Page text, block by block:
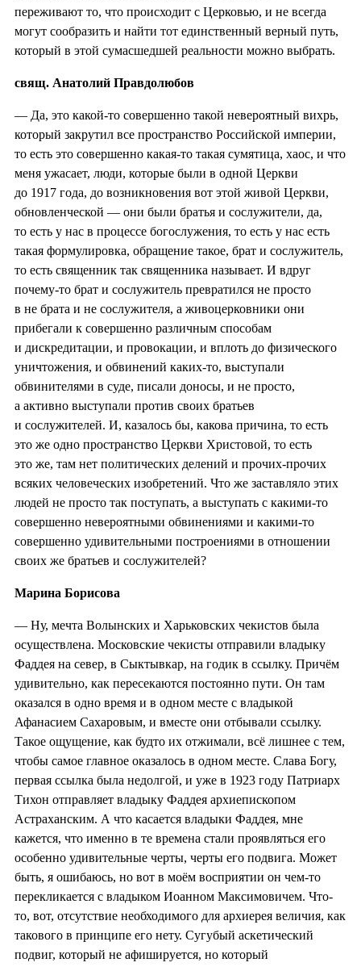
переживают то, что происходит с Церковью, и не всегда
могут сообразить и найти тот единственный верный путь,
который в этой сумасшедшей реальности можно выбрать.
свящ. Анатолий Правдолюбов
— Да, это какой-то совершенно такой невероятный вихрь,
который закрутил все пространство Российской империи,
то есть это совершенно какая-то такая сумятица, хаос, и что
меня ужасает, люди, которые были в одной Церкви
до 1917 года, до возникновения вот этой живой Церкви,
обновленческой — они были братья и сослужители, да,
то есть у нас в процессе богослужения, то есть у нас есть
такая формулировка, обращение такое, брат и сослужитель,
то есть священник так священника называет. И вдруг
почему-то брат и сослужитель превратился не просто
в не брата и не сослужителя, а живоцерковники они
прибегали к совершенно различным способам
и дискредитации, и провокации, и вплоть до физического
уничтожения, и обвинений каких-то, выступали
обвинителями в суде, писали доносы, и не просто,
а активно выступали против своих братьев
и сослужителей. И, казалось бы, какова причина, то есть
это же одно пространство Церкви Христовой, то есть
это же, там нет политических делений и прочих-прочих
всяких человеческих изобретений. Что же заставляло этих
людей не просто так поступать, а выступать с какими-то
совершенно невероятными обвинениями и какими-то
совершенно удивительными построениями в отношении
своих же братьев и сослужителей?
Марина Борисова
— Ну, мечта Волынских и Харьковских чекистов была
осуществлена. Московские чекисты отправили владыку
Фаддея на север, в Сыктывкар, на годик в ссылку. Причём
удивительно, как пересекаются постоянно пути. Он там
оказался в одно время и в одном месте с владыкой
Афанасием Сахаровым, и вместе они отбывали ссылку.
Такое ощущение, как будто их отжимали, всё лишнее с тем,
чтобы самое главное оказалось в одном месте. Слава Богу,
первая ссылка была недолгой, и уже в 1923 году Патриарх
Тихон отправляет владыку Фаддея архиепископом
Астраханским. А что касается владыки Фаддея, мне
кажется, что именно в те времена стали проявляться его
особенно удивительные черты, черты его подвига. Может
быть, я ошибаюсь, но вот в моём восприятии он чем-то
перекликается с владыком Иоанном Максимовичем. Что-
то, вот, отсутствие необходимого для архиерея величия, как
такового в принципе его нету. Сугубый аскетический
подвиг, который не афишируется, но который